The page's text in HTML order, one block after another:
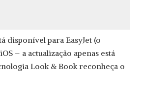
disponível para EasyJet (o
– a actualização apenas está
Look & Book reconheça o